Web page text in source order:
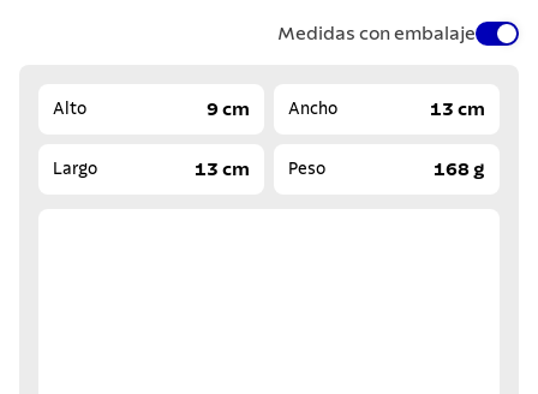
Medidas con embalaje
Alto 9 cm Ancho 13 cm
Largo 13 cm Peso 168 g